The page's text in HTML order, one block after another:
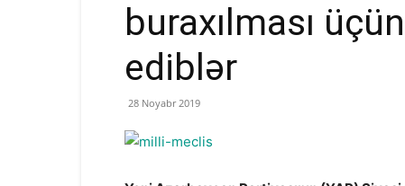
buraxılması
ediblər
28 Noyabr 2019